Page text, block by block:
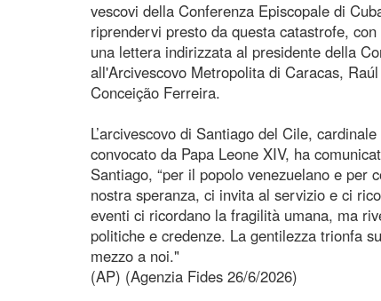
vescovi della Conferenza Episcopale di
riprendervi presto da questa catastrofe,
una lettera indirizzata al presidente della
all'Arcivescovo Metropolita di Caracas,
Conceição Ferreira.
L’arcivescovo di Santiago del Cile,
convocato da Papa Leone XIV, ha
Santiago, “per il popolo venezuelano e
nostra speranza, ci invita al servizio e ci
eventi ci ricordano la fragilità umana, ma
politiche e credenze. La gentilezza trionfa
mezzo a noi."
(AP) (Agenzia Fides 26/6/2026)